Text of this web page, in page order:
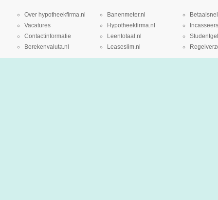
Over hypotheekfirma.nl
Vacatures
Contactinformatie
Berekenvaluta.nl
Banenmeter.nl
Hypotheekfirma.nl
Leentotaal.nl
Leaseslim.nl